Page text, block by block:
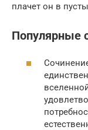
плачет он в
Популярные